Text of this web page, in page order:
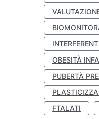
OBESITÀ
PUBERTÀ
FTALATI